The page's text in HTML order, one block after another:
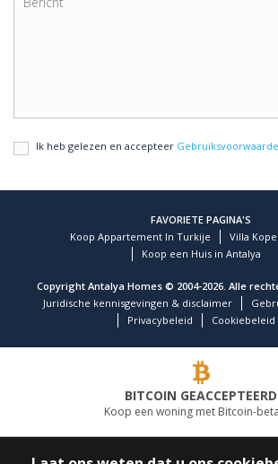
Ik heb gelezen en accepteer
FAVORIETE PAGINA'S
Koop Appartement In Turkije
Villa
Koop een Huis in Antalya
Copyright Antalya Homes © 2004-2026. Alle
Juridische kennisgevingen & disclaimer
Privacybeleid
Cookiebeleid
BITCOIN GEACCEPTEERD
Koop een woning met Bitcoin-
TOONAANGEVEND